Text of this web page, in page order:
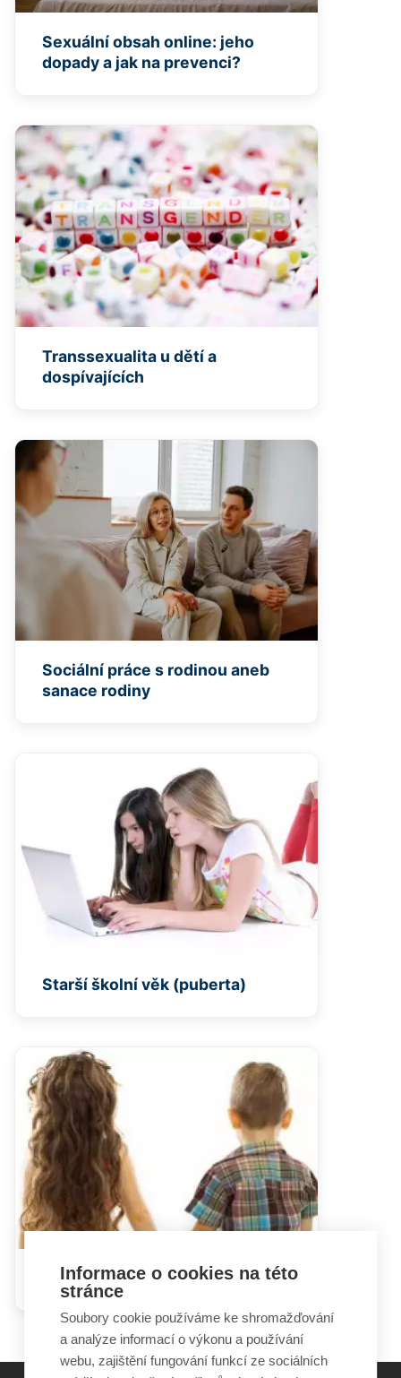
Sexuální obsah online: jeho
dopady a jak na prevenci?
Transsexualita u dětí a
dospívajících
Sociální práce s rodinou aneb
sanace rodiny
Starší školní věk (puberta)
Děti a sexualita
Informace o cookies na této
stránce
Soubory cookie používáme ke shromažďování
a analýze informací o výkonu a používání
webu, zajištění fungování funkcí ze sociálních